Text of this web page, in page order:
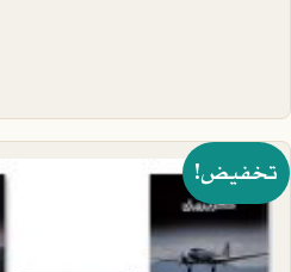
تخفيض!